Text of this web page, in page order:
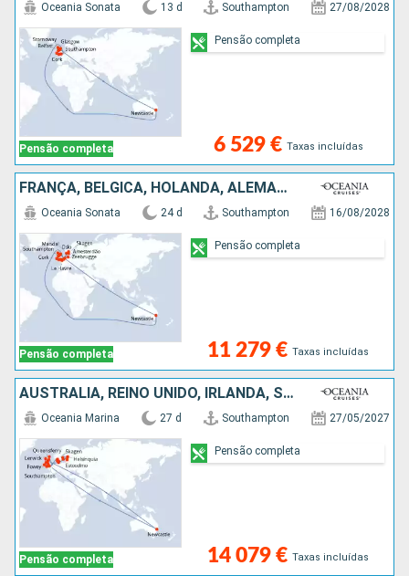
Pensão completa
Oceania Sonata 13 d Southampton 27/08/2028
6 529 € Taxas incluídas
Pensão completa
FRANÇA, BÉLGICA, HOLANDA, ALEMANHA, NORUEGA, DINAMARCA, REINO UNIDO, IRLANDA, AUSTRALIA
Pensão completa
Oceania Sonata 24 d Southampton 16/08/2028
11 279 € Taxas incluídas
Pensão completa
AUSTRALIA, REINO UNIDO, IRLANDA, SUÉCIA, FINLÂNDIA, ESTÓNIA, LETÓNIA, ALEMANHA, DINAMARCA
Pensão completa
Oceania Marina 27 d Southampton 27/05/2027
14 079 € Taxas incluídas
Pensão completa